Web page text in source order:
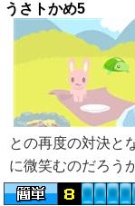
うさトかめ5
との再度の対決と
に微笑むのだろう